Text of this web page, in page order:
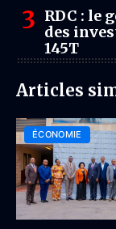
RDC : le
des
145T
Articles
ÉCONOMIE